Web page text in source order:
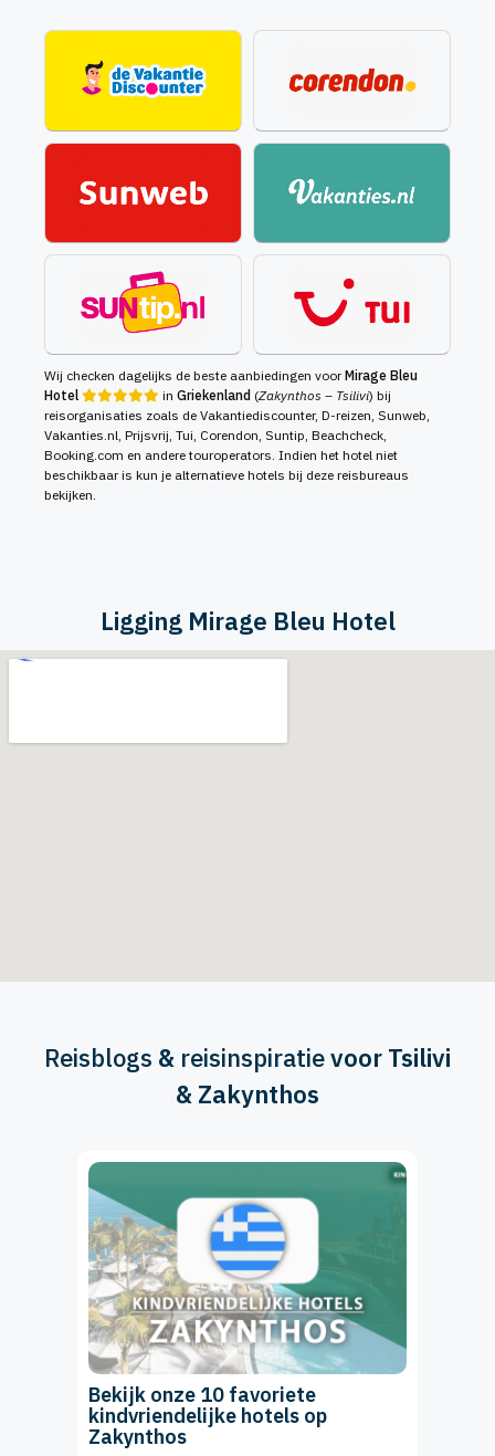
Wij checken dagelijks de beste aanbiedingen voorMirage Bleu
Hotel
in Griekenland (Zakynthos – Tsilivi) bij
reisorganisaties zoals de Vakantiediscounter, D-reizen, Sunweb,
Vakanties.nl, Prijsvrij, Tui, Corendon, Suntip, Beachcheck,
Booking.com en andere touroperators. Indien het hotel niet
beschikbaar is kun je alternatieve hotels bij deze reisbureaus
bekijken.
Ligging Mirage Bleu Hotel
Reisblogs & reisinspiratievoor Tsilivi
& Zakynthos
Bekijk onze 10 favoriete
kindvriendelijke hotels op
Zakynthos